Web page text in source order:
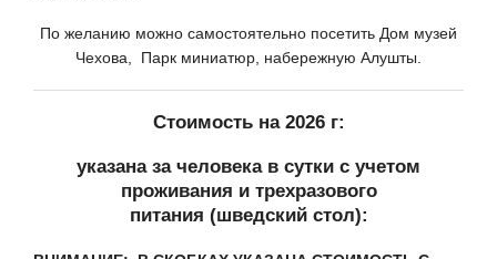
По желанию можно самостоятельно посетить Дом музей
Чехова, Парк миниатюр, набережную Алушты.
Стоимость на 2026 г:
указана за человека в сутки с учетом
проживания и трехразового
питания (шведский стол):